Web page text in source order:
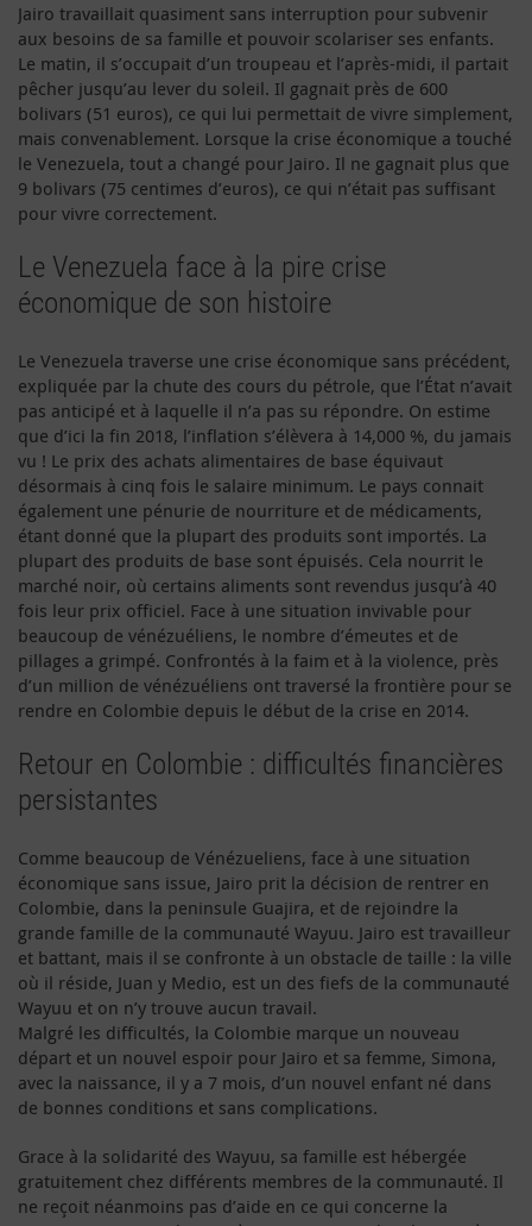
Jairo travaillait quasiment sans interruption pour subvenir
aux besoins de sa famille et pouvoir scolariser ses enfants.
Le matin, il s’occupait d’un troupeau et l’après-midi, il partait
pêcher jusqu’au lever du soleil. Il gagnait près de 600
bolivars (51 euros), ce qui lui permettait de vivre simplement,
mais convenablement. Lorsque la crise économique a touché
le Venezuela, tout a changé pour Jairo. Il ne gagnait plus que
9 bolivars (75 centimes d’euros), ce qui n’était pas suffisant
pour vivre correctement.
Le Venezuela face à la pire crise
économique de son histoire
Le Venezuela traverse une crise économique sans précédent,
expliquée par la chute des cours du pétrole, que l’État n’avait
pas anticipé et à laquelle il n’a pas su répondre. On estime
que d’ici la fin 2018, l’inflation s’élèvera à 14,000 %, du jamais
vu ! Le prix des achats alimentaires de base équivaut
désormais à cinq fois le salaire minimum. Le pays connait
également une pénurie de nourriture et de médicaments,
étant donné que la plupart des produits sont importés. La
plupart des produits de base sont épuisés. Cela nourrit le
marché noir, où certains aliments sont revendus jusqu’à 40
fois leur prix officiel. Face à une situation invivable pour
beaucoup de vénézuéliens, le nombre d’émeutes et de
pillages a grimpé. Confrontés à la faim et à la violence, près
d’un million de vénézuéliens ont traversé la frontière pour se
rendre en Colombie depuis le début de la crise en 2014.
Retour en Colombie : difficultés financières
persistantes
Comme beaucoup de Vénézueliens, face à une situation
économique sans issue, Jairo prit la décision de rentrer en
Colombie, dans la peninsule Guajira, et de rejoindre la
grande famille de la communauté Wayuu. Jairo est travailleur
et battant, mais il se confronte à un obstacle de taille : la ville
où il réside, Juan y Medio, est un des fiefs de la communauté
Wayuu et on n’y trouve aucun travail.
Malgré les difficultés, la Colombie marque un nouveau
départ et un nouvel espoir pour Jairo et sa femme, Simona,
avec la naissance, il y a 7 mois, d’un nouvel enfant né dans
de bonnes conditions et sans complications.
Grace à la solidarité des Wayuu, sa famille est hébergée
gratuitement chez différents membres de la communauté. Il
ne reçoit néanmoins pas d’aide en ce qui concerne la